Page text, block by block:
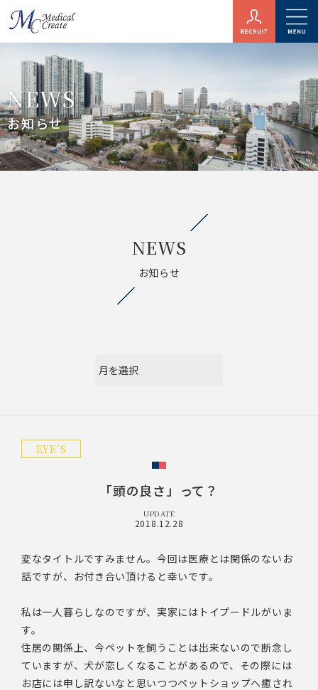
NEWS
お知らせ
NEWS
お知らせ
EYE’S
「頭の良さ」って？
UPDATE
2018.12.28
変なタイトルですみません。今回は医療とは関係のないお
話ですが、お付き合い頂けると幸いです。
私は一人暮らしなのですが、実家にはトイプードルがいま
す。
住居の関係上、今ペットを飼うことは出来ないので断念し
ていますが、犬が恋しくなることがあるので、その際には
お店には申し訳ないなと思いつつペットショップへ癒され